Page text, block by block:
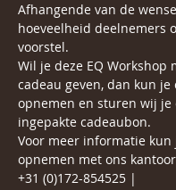
Afhangende van de
hoeveelheid deelnemers
voorstel.
Wil je deze EQ Workshop
cadeau geven, dan kun je
opnemen en sturen wij je
ingepakte cadeaubon.
Voor meer informatie kun
opnemen met ons
+31 (0)172-854525 |